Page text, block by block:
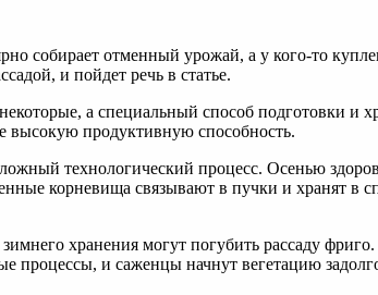
собирает отменный урожай, а у кого-то
и пойдет речь в статье.
а специальный способ подготовки и
продуктивную способность.
технологический процесс. Осенью
корневища связывают в пучки и хранят в
хранения могут погубить рассаду
процессы, и саженцы начнут вегетацию